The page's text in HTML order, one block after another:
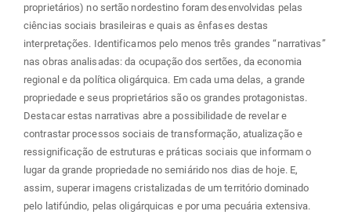
proprietários) no sertão nordestino foram desenvolvidas pelas
ciências sociais brasileiras e quais as ênfases destas
interpretações. Identificamos pelo menos três grandes “narrativas”
nas obras analisadas: da ocupação dos sertões, da economia
regional e da política oligárquica. Em cada uma delas, a grande
propriedade e seus proprietários são os grandes protagonistas.
Destacar estas narrativas abre a possibilidade de revelar e
contrastar processos sociais de transformação, atualização e
ressignificação de estruturas e práticas sociais que informam o
lugar da grande propriedade no semiárido nos dias de hoje. E,
assim, superar imagens cristalizadas de um território dominado
pelo latifúndio, pelas oligárquicas e por uma pecuária extensiva.